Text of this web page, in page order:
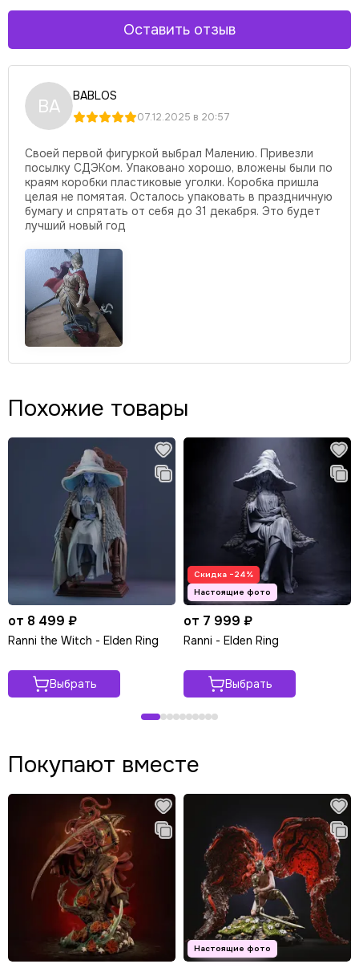
BA BABLOS
07.12.2025 в 20:57
Своей первой фигуркой выбрал Малению. Привезли
посылку СДЭКом. Упаковано хорошо, вложены были по
краям коробки пластиковые уголки. Коробка пришла
целая не помятая. Осталось упаковать в праздничную
бумагу и спрятать от себя до 31 декабря. Это будет
лучший новый год
Оставить отзыв
Похожие товары
от 8 499 ₽
Ranni the Witch - Elden Ring
Выбрать
Скидка −24%
от 7 999 ₽
Ranni - Elden Ring
Выбрать
Покупают вместе